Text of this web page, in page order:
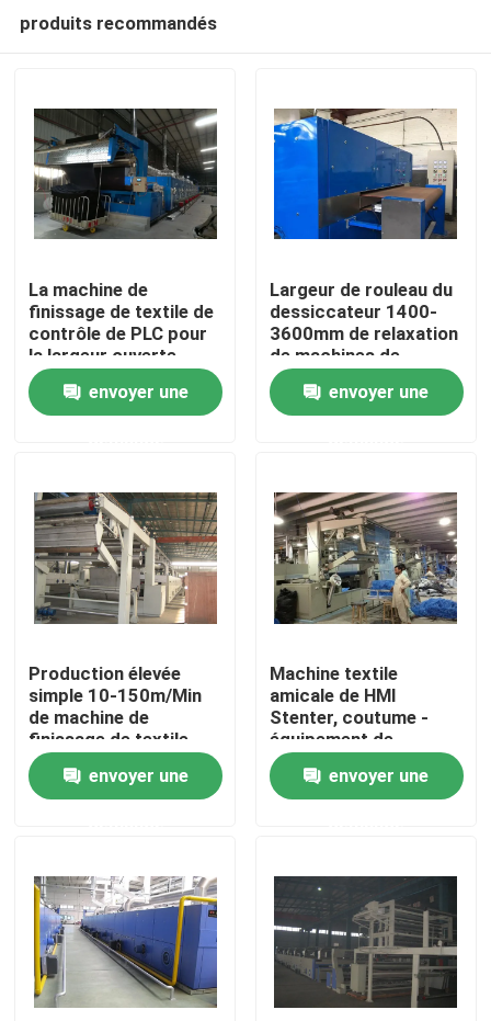
Maison
Au sujet de nous
Visite d'usine
Contrôle de qualité
Contactez-nous
nouvelles
machine de finissage de stenter
stenter d'arrangement de la chaleur
produits recommandés
La machine de
finissage de textile de
contrôle de PLC pour
la largeur ouverte
tricote le
textile/tailleur fait sur
commande
envoyer une
Largeur de rouleau du
dessiccateur 1400-
3600mm de relaxation
de machines de
finissage de textile de
revêtementenvoyer une
Production élevée
simple 10-150m/Min
de machine de
finissage de textile
d'opération
envoyer une
Machine textile
amicale de HMI
Stenter, coutume -
équipement de
finissage de textile de
constructionenvoyer une